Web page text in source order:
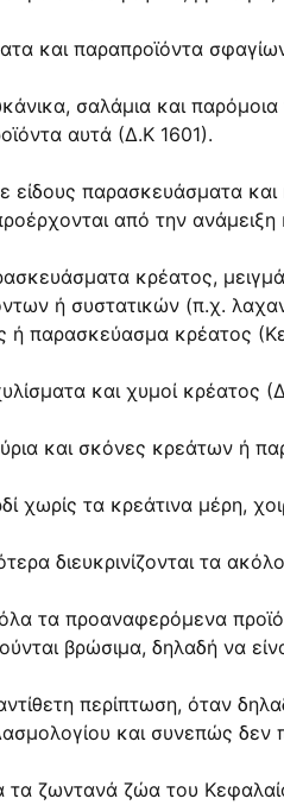
και παραπροϊόντα
σαλάμια και
αυτά (Δ.Κ 1601).
είδους παρασκευάσματα
από την
κρέατος,
ή συστατικών (π.χ.
ή παρασκεύασμα κρέατος
και χυμοί κρέατος
και σκόνες κρεάτων ή
χωρίς τα κρεάτινα μέρη,
διευκρινίζονται τα
όλα τα προαναφερόμενα
βρώσιμα, δηλαδή να
περίπτωση, όταν
και συνεπώς δεν
τα ζωντανά ζώα του